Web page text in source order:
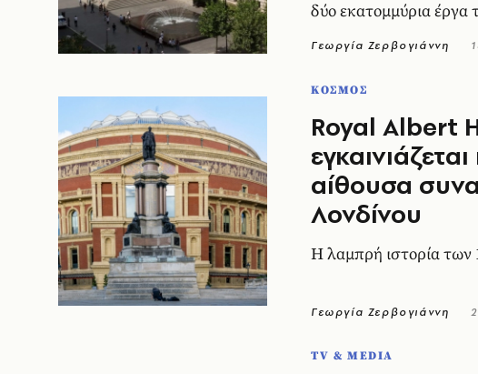
δύο εκατομμύρια έργα
Γεωργία Ζερβογιάννη
ΚΟΣΜΟΣ
Royal Albert
αίθουσα
Λονδίνου
H λαμπρή ιστορία
Γεωργία Ζερβογιάννη
TV & MEDIA